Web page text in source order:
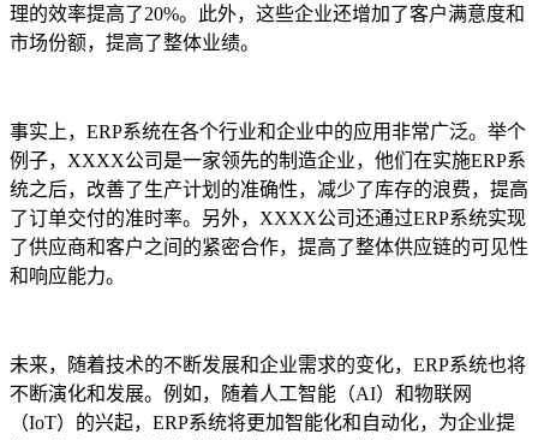
理的效率提高了20%。此外，这些企业还增加了客户满意度和
市场份额，提高了整体业绩。
事实上，ERP系统在各个行业和企业中的应用非常广泛。举个
例子，XXXX公司是一家领先的制造企业，他们在实施ERP系
统之后，改善了生产计划的准确性，减少了库存的浪费，提高
了订单交付的准时率。另外，XXXX公司还通过ERP系统实现
了供应商和客户之间的紧密合作，提高了整体供应链的可见性
和响应能力。
未来，随着技术的不断发展和企业需求的变化，ERP系统也将
不断演化和发展。例如，随着人工智能（AI）和物联网
（IoT）的兴起，ERP系统将更加智能化和自动化，为企业提